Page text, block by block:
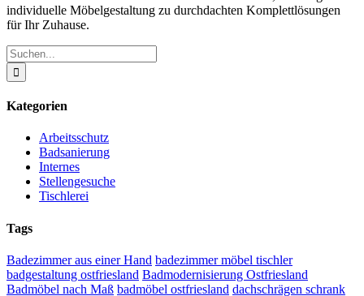
individuelle Möbelgestaltung zu durchdachten Komplettlösungen
für Ihr Zuhause.
Suche
nach:
Kategorien
Arbeitsschutz
Badsanierung
Internes
Stellengesuche
Tischlerei
Tags
Badezimmer aus einer Hand badezimmer möbel tischler
badgestaltung ostfriesland Badmodernisierung Ostfriesland
Badmöbel nach Maß badmöbel ostfriesland dachschrägen schrank